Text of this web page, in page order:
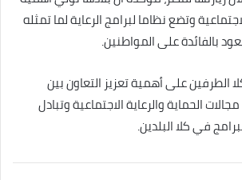
وتضع نظاما لبرامج الرعاية لما تمثله
بالفائدة على المواطنين.
الطرفين على أهمية تعزيز التعاون بين
الحماية والرعاية الاجتماعية وتبادل
في كلا البلدين.